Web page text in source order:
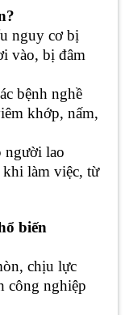
nguy cơ bị
vào, bị đâm
bệnh nghề
khớp, nấm,
người lao
khi làm việc, từ
biến
chịu lực
công nghiệp